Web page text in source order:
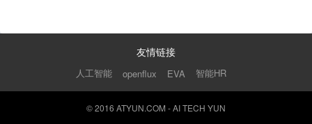
友情链接
人工智能 openflux EVA 智能HR
© 2016 ATYUN.COM - AI TECH YUN